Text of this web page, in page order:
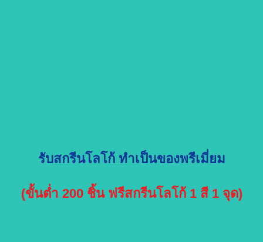
รับสกรีนโลโก้ ทำเป็นของพรีเมี่ยม
(ขั้นต่ำ 200 ชิ้น ฟรีสกรีนโลโก้ 1 สี 1 จุด)